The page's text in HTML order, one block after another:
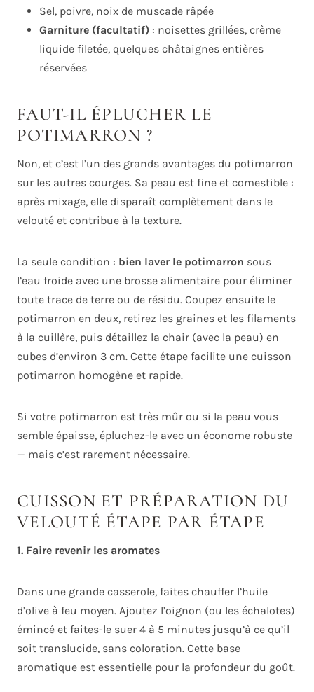
Sel, poivre, noix de muscade râpée
Garniture (facultatif) : noisettes grillées, crème
liquide filetée, quelques châtaignes entières
réservées
FAUT-IL ÉPLUCHER LE
POTIMARRON ?
Non, et c’est l’un des grands avantages du potimarron
sur les autres courges. Sa peau est fine et comestible :
après mixage, elle disparaît complètement dans le
velouté et contribue à la texture.
La seule condition : bien laver le potimarron sous
l’eau froide avec une brosse alimentaire pour éliminer
toute trace de terre ou de résidu. Coupez ensuite le
potimarron en deux, retirez les graines et les filaments
à la cuillère, puis détaillez la chair (avec la peau) en
cubes d’environ 3 cm. Cette étape facilite une cuisson
potimarron homogène et rapide.
Si votre potimarron est très mûr ou si la peau vous
semble épaisse, épluchez-le avec un économe robuste
— mais c’est rarement nécessaire.
CUISSON ET PRÉPARATION DU
VELOUTÉ ÉTAPE PAR ÉTAPE
1. Faire revenir les aromates
Dans une grande casserole, faites chauffer l’huile
d’olive à feu moyen. Ajoutez l’oignon (ou les échalotes)
émincé et faites-le suer 4 à 5 minutes jusqu’à ce qu’il
soit translucide, sans coloration. Cette base
aromatique est essentielle pour la profondeur du goût.